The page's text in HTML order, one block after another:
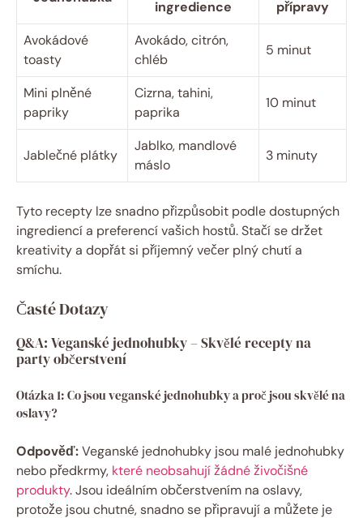
ingredience
přípravy
Avokádové
toasty
Avokádo, citrón,
chléb
5 minut
Mini plněné
papriky
Cizrna, tahini,
paprika
10 minut
Jablečné plátky
Jablko, mandlové
máslo
3 minuty
Tyto recepty lze snadno přizpůsobit podle dostupných
ingrediencí a preferencí vašich hostů. Stačí se držet
kreativity a dopřát si příjemný večer plný chutí a
smíchu.
Časté Dotazy
Q&A: Veganské jednohubky – Skvělé recepty na
party občerstvení
Otázka 1: Co jsou veganské jednohubky a proč jsou skvělé na
oslavy?
Odpověď:Veganské jednohubky jsou malé jednohubky
nebo předkrmy, které neobsahují žádné živočišné
produkty. Jsou ideálním občerstvením na oslavy,
protože jsou chutné, snadno se připravují a můžete je